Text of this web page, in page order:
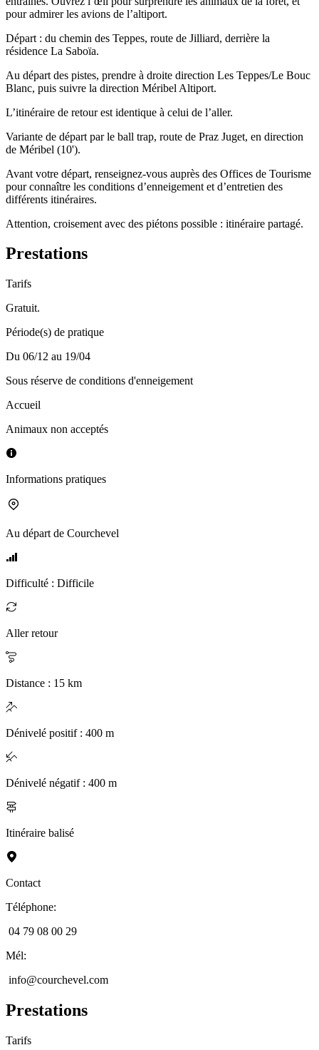
pour admirer les avions de l’altiport.
Départ : du chemin des Teppes, route de Jilliard, derrière la
résidence La Saboïa.
Au départ des pistes, prendre à droite direction Les Teppes/Le Bouc
Blanc, puis suivre la direction Méribel Altiport.
L’itinéraire de retour est identique à celui de l’aller.
Variante de départ par le ball trap, route de Praz Juget, en direction
de Méribel (10').
Avant votre départ, renseignez-vous auprès des Offices de Tourisme
pour connaître les conditions d’enneigement et d’entretien des
différents itinéraires.
Attention, croisement avec des piétons possible : itinéraire partagé.
Prestations
Tarifs
Gratuit.
Période(s) de pratique
Du 06/12 au 19/04
Sous réserve de conditions d'enneigement
Accueil
Animaux non acceptés
Informations pratiques
Au départ de Courchevel
Difficulté : Difficile
Aller retour
Distance : 15 km
Dénivelé positif: 400 m
Dénivelé négatif: 400 m
Itinéraire balisé
Contact
Téléphone:
04 79 08 00 29
Mél:
info@courchevel.com
Prestations
Tarifs